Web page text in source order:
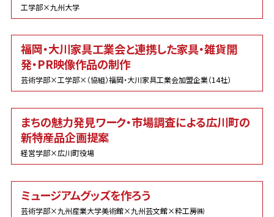
工学部×九州大学
福岡・大川家具工業会と連携した家具・雑貨開
発・PR映像作品の制作
芸術学部×工学部×（協組）福岡・大川家具工業会加盟企業（14社）
まちの魅力発見ワーク・市場調査による広川町の
新特産品企画提案
経営学部×広川町役場
ミュージアムグッズを作ろう
芸術学部×九州産業大学美術館×九州芸文館×粋工房㈱